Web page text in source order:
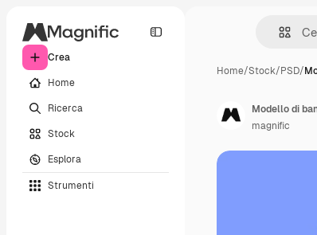
Crea
Home
Ricerca
Stock
Esplora
Strumenti
Home/Stock/PSD/
Modello di
magnific